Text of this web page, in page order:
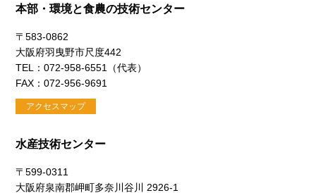
本部・環境と食農の技術センター
〒583-0862
大阪府羽曳野市尺度442
TEL：072-958-6551（代表）
FAX：072-956-9691
アクセスマップ
水産技術センター
〒599-0311
大阪府泉南郡岬町多奈川谷川 2926-1